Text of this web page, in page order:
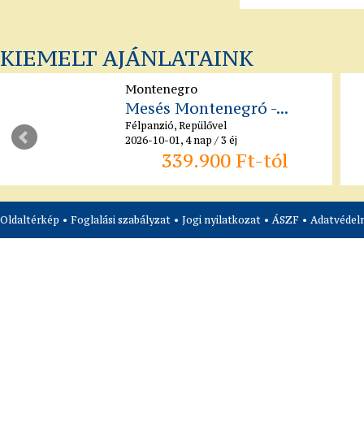
KIEMELT AJÁNLATAINK
Montenegro
Mesés Montenegró -...
Félpanzió, Repülővel
2026-10-01, 4 nap / 3 éj
339.900 Ft-tól
Oldaltérkép • Foglalási szabályzat • Jogi nyilatkozat • ÁSZF •